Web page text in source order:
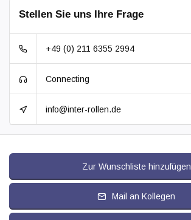
Stellen Sie uns Ihre Frage
+49 (0) 211 6355 2994
Connecting
info@inter-rollen.de
Zur Wunschliste hinzufügen
Mail an Kollegen